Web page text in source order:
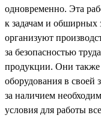
одновременно. Эта
к задачам и обширных
организуют
за безопасностью
продукции. Они также
оборудования в своей
за наличием
условия для работы